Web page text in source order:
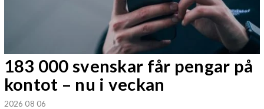
183 000 svenskar får pengar på
kontot – nu i veckan
2026 08 06